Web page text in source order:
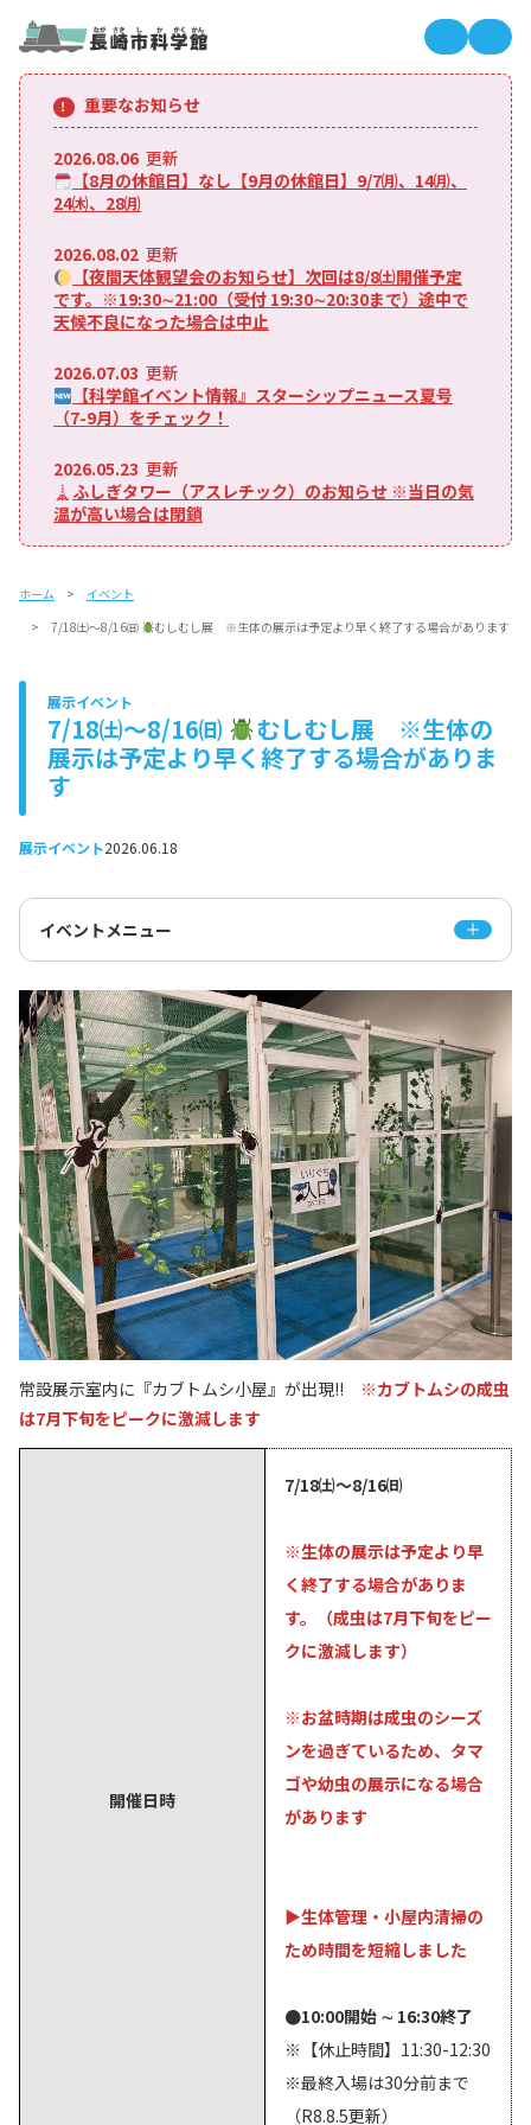
長崎市長
重要なお知らせ
2026.08.06 更新
【8月の休館日】なし【9月の休館日】9/7㈪、14㈪、
24㈭、28㈪
2026.08.02 更新
【夜間天体観望会のお知らせ】次回は8/8㈯開催予定
です。※19:30∼21:00（受付 19:30∼20:30まで）途中で
天候不良になった場合は中止
2026.07.03 更新
【科学館イベント情報』スターシップニュース夏号
（7-9月）をチェック！
2026.05.23 更新
ふしぎタワー（アスレチック）のお知らせ ※当日の気
温が高い場合は閉鎖
ホーム
イベント
7/18㈯～8/16㈰
むしむし展 ※生体の展示は予定より早く終了する場合があります
展示イベント
7/18㈯～8/16㈰
むしむし展 ※生体の
展示は予定より早く終了する場合がありま
す
展示イベント2026.06.18
常設展示室内に『カブトムシ小屋』が出現!! ※カブトムシの成虫
は7月下旬をピークに激減します
開催日時
7/18㈯～8/16㈰
※生体の展示は予定より早
く終了する場合がありま
す。（成虫は7月下旬をピー
クに激減します）
※お盆時期は成虫のシーズ
ンを過ぎているため、タマ
ゴや幼虫の展示になる場合
があります
▶生体管理・小屋内清掃の
ため時間を短縮しました
●10:00開始 ∼ 16:30終了
※【休止時間】11:30-12:30
※最終入場は30分前まで
（R8.8.5更新）
イベントメニュー